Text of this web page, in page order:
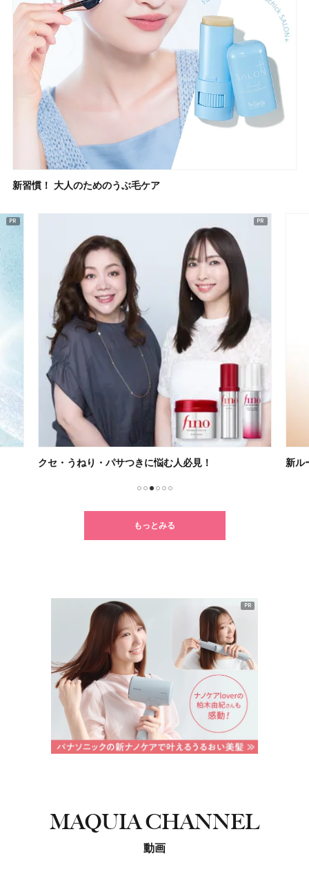
新習慣！ 大人のためのうぶ毛ケア
クセ・うねり・パサつきに悩む人必見！ 新ル
もっとみる
PR
MAQUIA CHANNEL
動画